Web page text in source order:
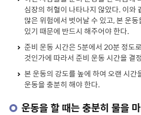
심장의 허혈이 나타나지 않았다. 이와
많은 위험에서 벗어날 수 있고, 본 운
있기 때문에 반드시 해주어야 한다.
준비 운동 시간은 5분에서 20분 정도
것인가에 따라서 준비 운동 시간을 결
본 운동의 강도를 높에 하여 오랜 시간
운동을 충분히 해야 한다.
운동을 할 때는 충분히 물을